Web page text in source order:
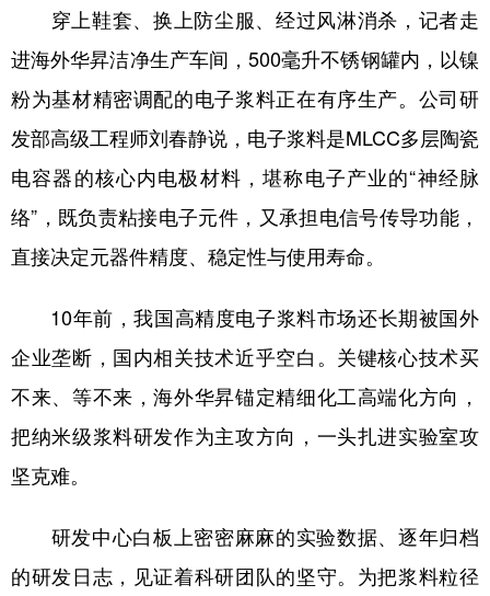
穿上鞋套、换上防尘服、经过风淋消杀，记者走
进海外华昇洁净生产车间，500毫升不锈钢罐内，以镍
粉为基材精密调配的电子浆料正在有序生产。公司研
发部高级工程师刘春静说，电子浆料是MLCC多层陶瓷
电容器的核心内电极材料，堪称电子产业的“神经脉
络”，既负责粘接电子元件，又承担电信号传导功能，
直接决定元器件精度、稳定性与使用寿命。
10年前，我国高精度电子浆料市场还长期被国外
企业垄断，国内相关技术近乎空白。关键核心技术买
不来、等不来，海外华昇锚定精细化工高端化方向，
把纳米级浆料研发作为主攻方向，一头扎进实验室攻
坚克难。
研发中心白板上密密麻麻的实验数据、逐年归档
的研发日志，见证着科研团队的坚守。为把浆料粒径